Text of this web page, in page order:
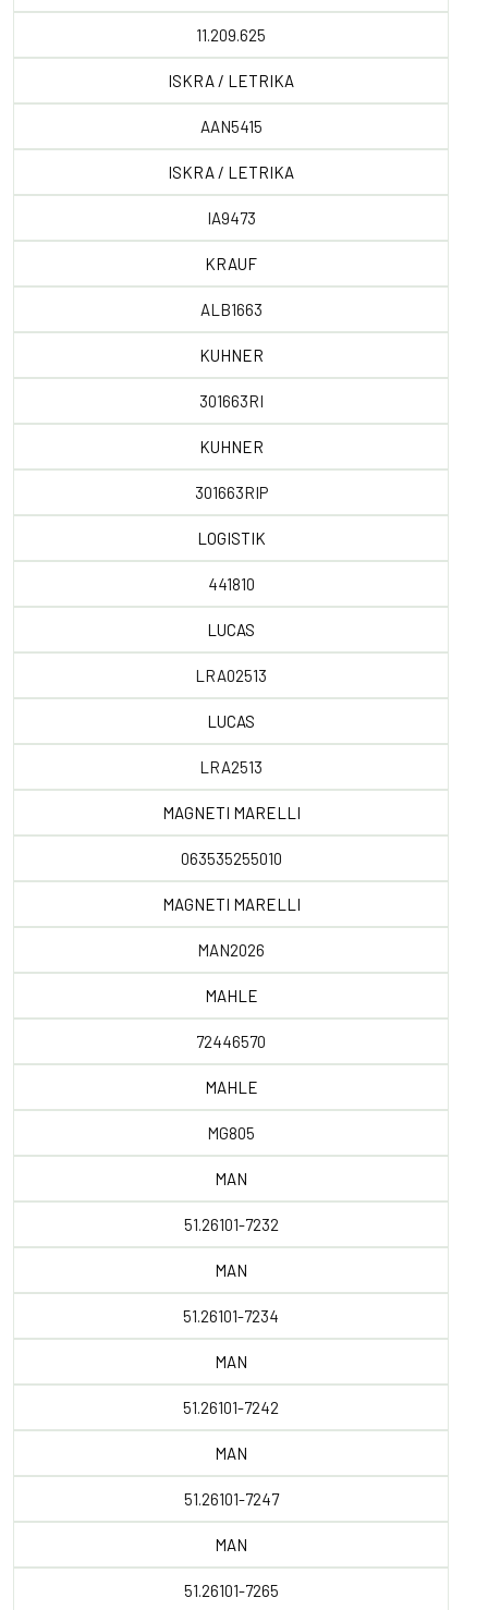
11.209.625
ISKRA / LETRIKA
AAN5415
ISKRA / LETRIKA
IA9473
KRAUF
ALB1663
KUHNER
301663RI
KUHNER
301663RIP
LOGISTIK
441810
LUCAS
LRA02513
LUCAS
LRA2513
MAGNETI MARELLI
063535255010
MAGNETI MARELLI
MAN2026
MAHLE
72446570
MAHLE
MG805
MAN
51.26101-7232
MAN
51.26101-7234
MAN
51.26101-7242
MAN
51.26101-7247
MAN
51.26101-7265